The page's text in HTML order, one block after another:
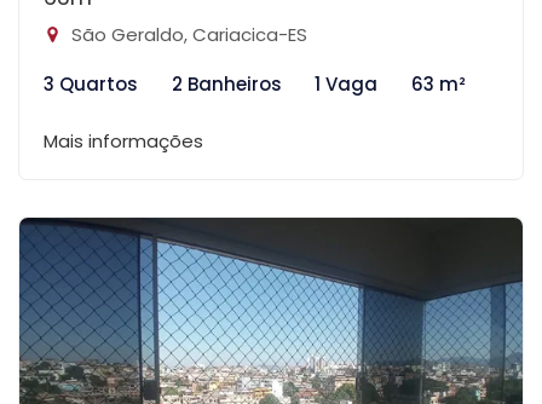
São Geraldo, Cariacica-ES
3 Quartos
2 Banheiros 1 Vaga 63 m²
Mais informações